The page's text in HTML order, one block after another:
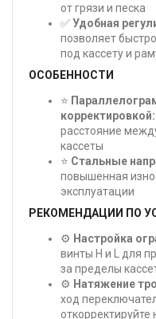
от грязи и песка
✅Удобная
позволяет
под кассету и
ОСОБЕННОСТИ
⭐
корректировкой:
расстояние
кассеты
⭐ Стальные
повышенная
эксплуатации
РЕКОМЕНДАЦИИ ПО
⚙️ Настройка
винты H и L для
за пределы
⚙️ Натяжение
ход